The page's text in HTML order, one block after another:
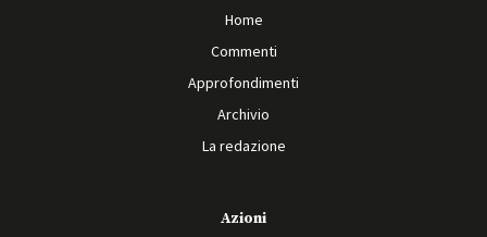
Home
Commenti
Approfondimenti
Archivio
La redazione
Azioni